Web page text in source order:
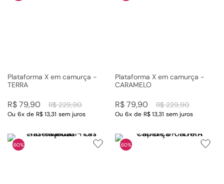
Plataforma X em camurça -
TERRA
R$ 229,90
R$79,90
Ou 6x de R$ 13,31 sem juros
Plataforma X em camurça -
CARAMELO
R$ 229,90
R$79,90
Ou 6x de R$ 13,31 sem juros
60% 60%